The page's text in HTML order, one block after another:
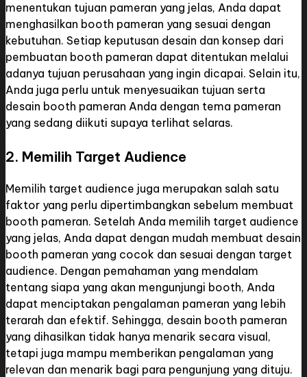
menentukan tujuan pameran yang jelas, Anda dapat
menghasilkan booth pameran yang sesuai dengan
kebutuhan. Setiap keputusan desain dan konsep dari
pembuatan booth pameran dapat ditentukan melalui
adanya tujuan perusahaan yang ingin dicapai. Selain itu,
Anda juga perlu untuk menyesuaikan tujuan serta
desain booth pameran Anda dengan tema pameran
yang sedang diikuti supaya terlihat selaras.
2. Memilih Target Audience
Memilih target audience juga merupakan salah satu
faktor yang perlu dipertimbangkan sebelum membuat
booth pameran. Setelah Anda memilih target audience
yang jelas, Anda dapat dengan mudah membuat desain
booth pameran yang cocok dan sesuai dengan target
audience. Dengan pemahaman yang mendalam
tentang siapa yang akan mengunjungi booth, Anda
dapat menciptakan pengalaman pameran yang lebih
terarah dan efektif. Sehingga, desain booth pameran
yang dihasilkan tidak hanya menarik secara visual,
tetapi juga mampu memberikan pengalaman yang
relevan dan menarik bagi para pengunjung yang dituju.